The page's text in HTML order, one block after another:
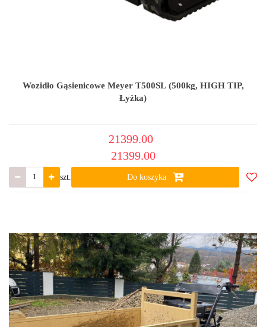
Wozidło Gąsienicowe Meyer T500SL (500kg, HIGH TIP,
Łyżka)
21399.00
21399.00
szt. Do koszyka